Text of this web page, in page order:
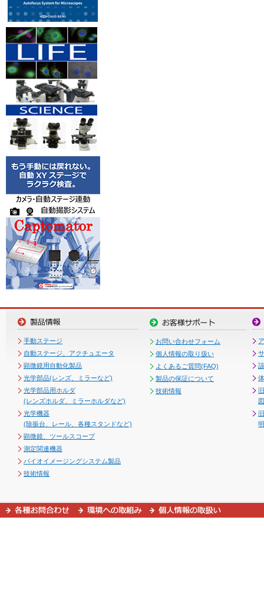
手動ステージ
自動ステージ、アクチュエータ
顕微鏡用自動化製品
光学部品(レンズ、ミラーなど)
光学部品用ホルダ
(レンズホルダ、ミラーホルダなど)
光学機器
(除振台、レール、各種スタンドなど)
顕微鏡、ツールスコープ
測定関連機器
バイオイメージングシステム製品
技術情報
お問い合わせフォーム
個人情報の取り扱い
よくあるご質問(FAQ)
製品の保証について
技術情報